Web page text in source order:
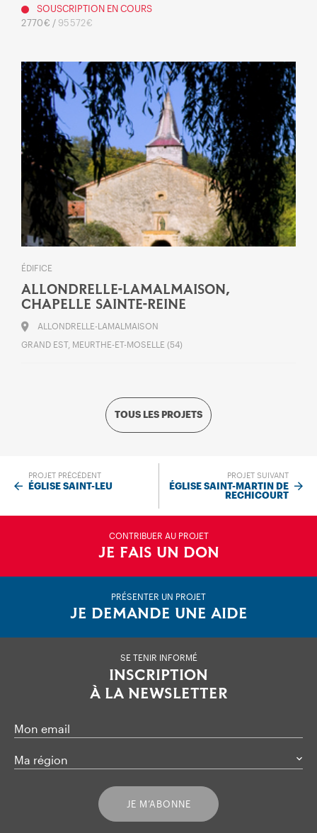
TOUS LES PROJETS
SOUSCRIPTION EN COURS
2 770 € / 95 572 €
ÉDIFICE
ALLONDRELLE-LAMALMAISON,
CHAPELLE SAINTE-REINE
ALLONDRELLE-LAMALMAISON
GRAND EST, MEURTHE-ET-MOSELLE (54)
PROJET PRÉCÉDENT
ÉGLISE SAINT-LEU
PROJET SUIVANT
ÉGLISE SAINT-MARTIN DE
RECHICOURT
CONTRIBUER AU PROJET
JE FAIS UN DON
PRÉSENTER UN PROJET
JE DEMANDE UNE AIDE
SE TENIR INFORMÉ
INSCRIPTION
À LA NEWSLETTER
Mon email
Ma région
JE M’ABONNE